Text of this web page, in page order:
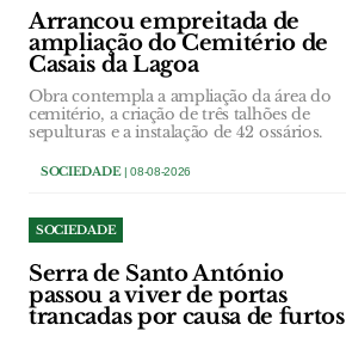
Arrancou empreitada de
ampliação do Cemitério de
Casais da Lagoa
Obra contempla a ampliação da área do
cemitério, a criação de três talhões de
sepulturas e a instalação de 42 ossários.
SOCIEDADE| 08-08-2026
SOCIEDADE
Serra de Santo António
passou a viver de portas
trancadas por causa de furtos